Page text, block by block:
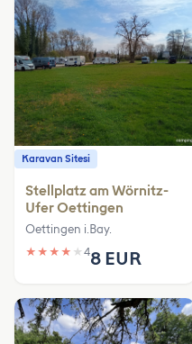
Karavan Sitesi
Stellplatz am Wörnitz-
Ufer Oettingen
Oettingen i.Bay.
★ ★ ★ ★ ★ 48 EUR